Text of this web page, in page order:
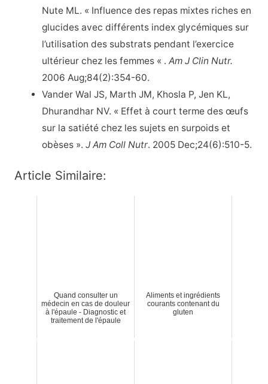
Nute ML. « Influence des repas mixtes riches en
glucides avec différents index glycémiques sur
l’utilisation des substrats pendant l’exercice
ultérieur chez les femmes « .Am J Clin Nutr.
2006 Aug;84(2):354-60.
Vander Wal JS, Marth JM, Khosla P, Jen KL,
Dhurandhar NV. « Effet à court terme des œufs
sur la satiété chez les sujets en surpoids et
obèses ».J Am Coll Nutr. 2005 Dec;24(6):510-5.
Article Similaire:
Quand consulter un
médecin en cas de douleur
à l'épaule - Diagnostic et
traitement de l'épaule
Aliments et ingrédients
courants contenant du
gluten